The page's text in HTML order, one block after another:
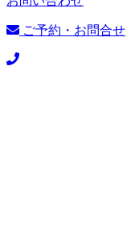
ご予約・お問合せ